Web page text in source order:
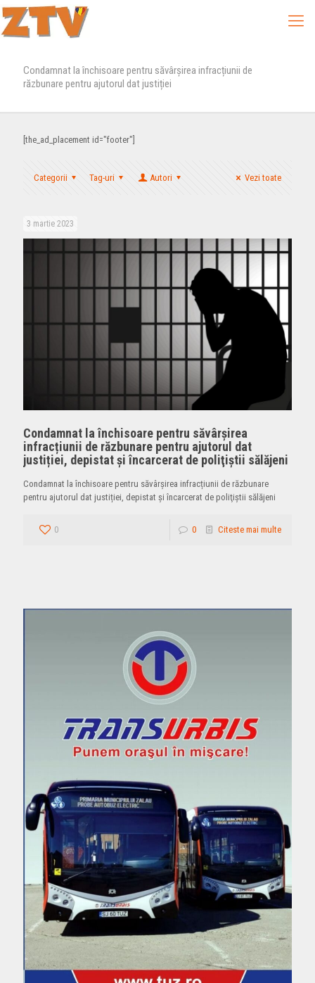
Condamnat la închisoare pentru săvârșirea infracțiunii de
răzbunare pentru ajutorul dat justiției
[the_ad_placement id="footer"]
Categorii Tag-uri Autori Vezi toate
3 martie 2023
Condamnat la închisoare pentru săvârșirea
infracțiunii de răzbunare pentru ajutorul dat
justiției, depistat și încarcerat de poliţiştii sălăjeni
Condamnat la închisoare pentru săvârșirea infracțiunii de răzbunare
pentru ajutorul dat justiției, depistat și încarcerat de poliţiştii sălăjeni
0 0 Citeste mai multe